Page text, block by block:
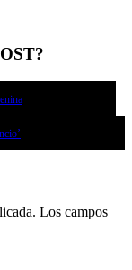
Los campos